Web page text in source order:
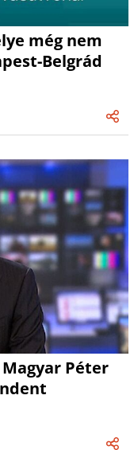
még nem
Belgrád
Péter